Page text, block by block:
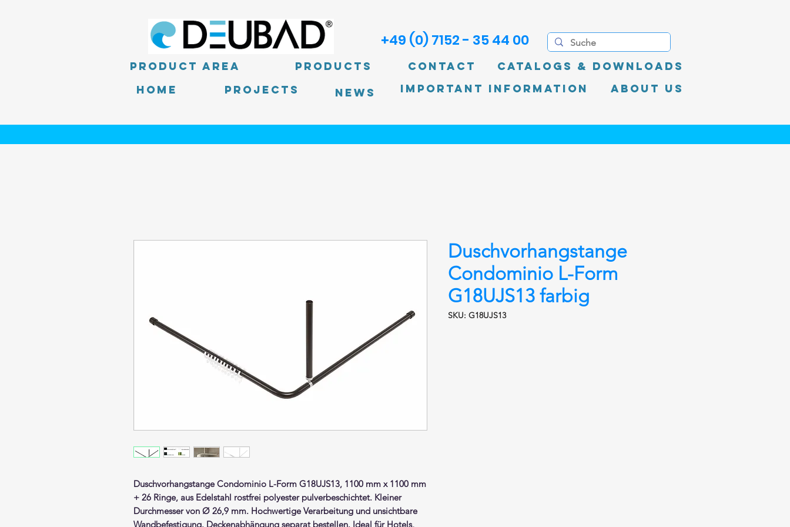
product area
Products
Home
PROJECTS News
+49 (0) 7152 - 35 44 00
Contact
Catalogs & Downloads
Important information
About Us
DuschvorhangstangeCondominio L-Form G18UJS13, 1100 mm x 1100 mm
+ 26 Ringe, aus Edelstahl rostfrei polyester pulverbeschichtet. Kleiner
Durchmesser von Ø 26,9 mm. Hochwertige Verarbeitung und unsichtbare
Wandbefestigung. Deckenabhängung separat bestellen. Ideal für Hotels,
Duschvorhangstange
Condominio L-Form
G18UJS13 farbig
SKU: G18UJS13